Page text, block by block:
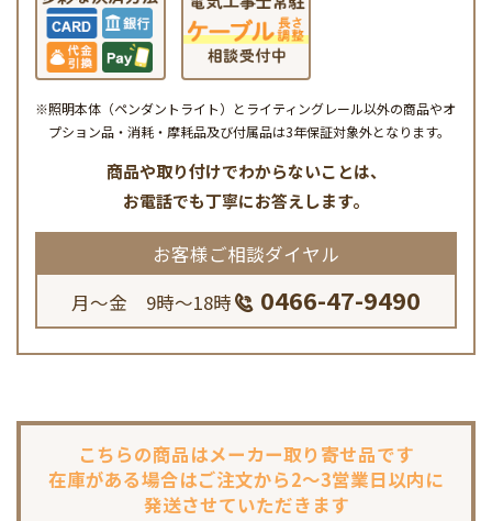
※照明本体（ペンダントライト）とライティングレール以外の商品やオ
プション品・消耗・摩耗品及び付属品は3年保証対象外となります。
商品や取り付けでわからないことは、
お電話でも丁寧にお答えします。
お客様ご相談ダイヤル
月～金 9時～18時
0466-47-9490
こちらの商品はメーカー取り寄せ品です
在庫がある場合はご注文から2～3営業日以内に
発送させていただきます